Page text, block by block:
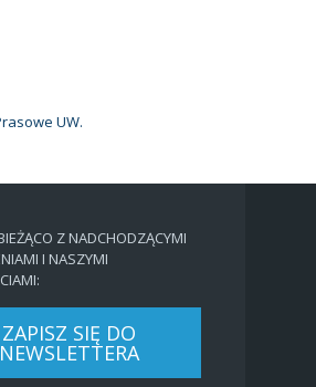
UW.
Z NADCHODZĄCYMI
I NASZYMI
ZAPISZ SIĘ DO
NEWSLETTERA